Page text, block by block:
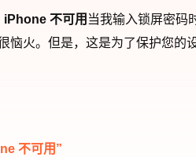
iPhone 不可用 当我输入锁屏密码
恼火。但是，这是为了保护您
不可用”